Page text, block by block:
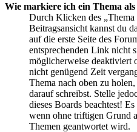
Wie markiere ich ein Thema als
Durch Klicken des
Beitragsansicht kannst du
auf die erste Seite des
entsprechenden Link nicht
möglicherweise deaktiviert
nicht genügend Zeit
Thema nach oben zu
darauf schreibst. Stelle
dieses Boards beachtest!
wenn ohne triftigen Grund
Themen geantwortet wird.